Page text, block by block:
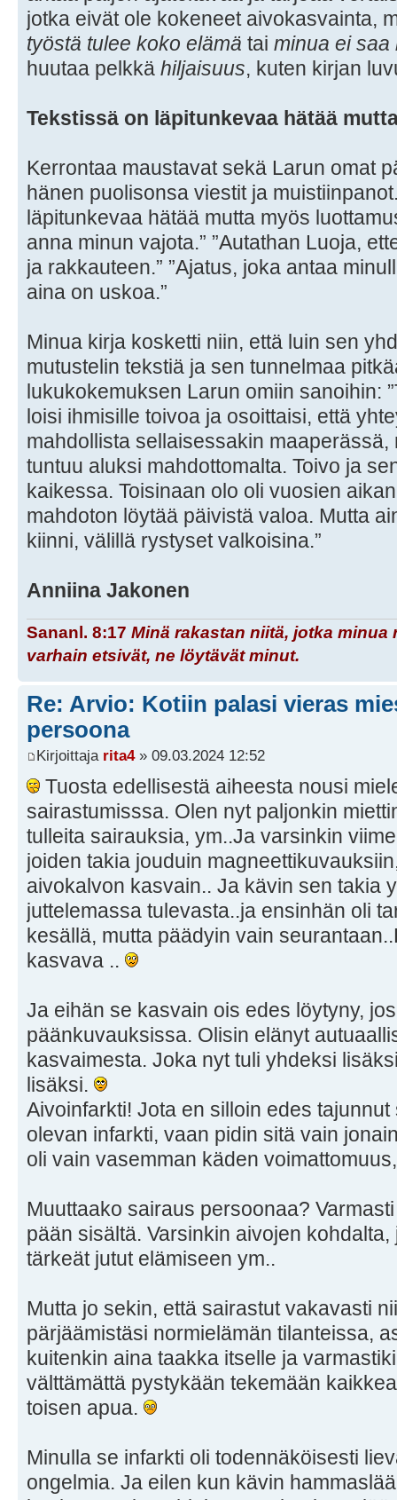
jotka eivät ole kokeneet aivokasvainta,
työstä tulee koko elämä tai minua ei saa
huutaa pelkkä hiljaisuus, kuten kirjan
Tekstissä on läpitunkevaa hätää
Kerrontaa maustavat sekä Larun omat
hänen puolisonsa viestit ja
läpitunkevaa hätää mutta myös
anna minun vajota.” ”Autathan Luoja,
ja rakkauteen.” ”Ajatus, joka antaa
aina on uskoa.”
Minua kirja kosketti niin, että luin sen
mutustelin tekstiä ja sen tunnelmaa
lukukokemuksen Larun omiin sanoihin:
loisi ihmisille toivoa ja osoittaisi, että
mahdollista sellaisessakin
tuntuu aluksi mahdottomalta. Toivo ja
kaikessa. Toisinaan olo oli vuosien
mahdoton löytää päivistä valoa. Mutta
kiinni, välillä rystyset valkoisina.”
Anniina Jakonen
Sananl. 8:17 Minä rakastan niitä, jotka minua
varhain etsivät, ne löytävät minut.
Re: Arvio: Kotiin palasi vieras
persoona
Kirjoittaja rita4» 09.03.2024 12:52
Tuosta edellisestä aiheesta nousi
sairastumisssa. Olen nyt paljonkin
tulleita sairauksia, ym..Ja varsinkin
joiden takia jouduin
aivokalvon kasvain.. Ja kävin sen takia
juttelemassa tulevasta..ja ensinhän oli
kesällä, mutta päädyin vain
kasvava ..
Ja eihän se kasvain ois edes löytyny,
päänkuvauksissa. Olisin elänyt
kasvaimesta. Joka nyt tuli yhdeksi
lisäksi.
Aivoinfarkti! Jota en silloin edes
olevan infarkti, vaan pidin sitä vain
oli vain vasemman käden
Muuttaako sairaus persoonaa?
pään sisältä. Varsinkin aivojen
tärkeät jutut elämiseen ym..
Mutta jo sekin, että sairastut vakavasti
pärjäämistäsi normielämän tilanteissa,
kuitenkin aina taakka itselle ja
välttämättä pystykään tekemään
toisen apua.
Minulla se infarkti oli todennäköisesti
ongelmia. Ja eilen kun kävin